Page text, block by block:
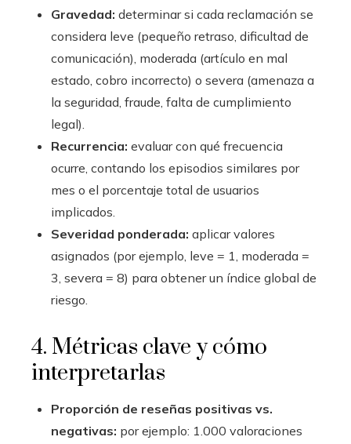
Gravedad: determinar si cada reclamación se
considera leve (pequeño retraso, dificultad de
comunicación), moderada (artículo en mal
estado, cobro incorrecto) o severa (amenaza a
la seguridad, fraude, falta de cumplimiento
legal).
Recurrencia: evaluar con qué frecuencia
ocurre, contando los episodios similares por
mes o el porcentaje total de usuarios
implicados.
Severidad ponderada: aplicar valores
asignados (por ejemplo, leve = 1, moderada =
3, severa = 8) para obtener un índice global de
riesgo.
4. Métricas clave y cómo
interpretarlas
Proporción de reseñas positivas vs.
negativas: por ejemplo: 1.000 valoraciones